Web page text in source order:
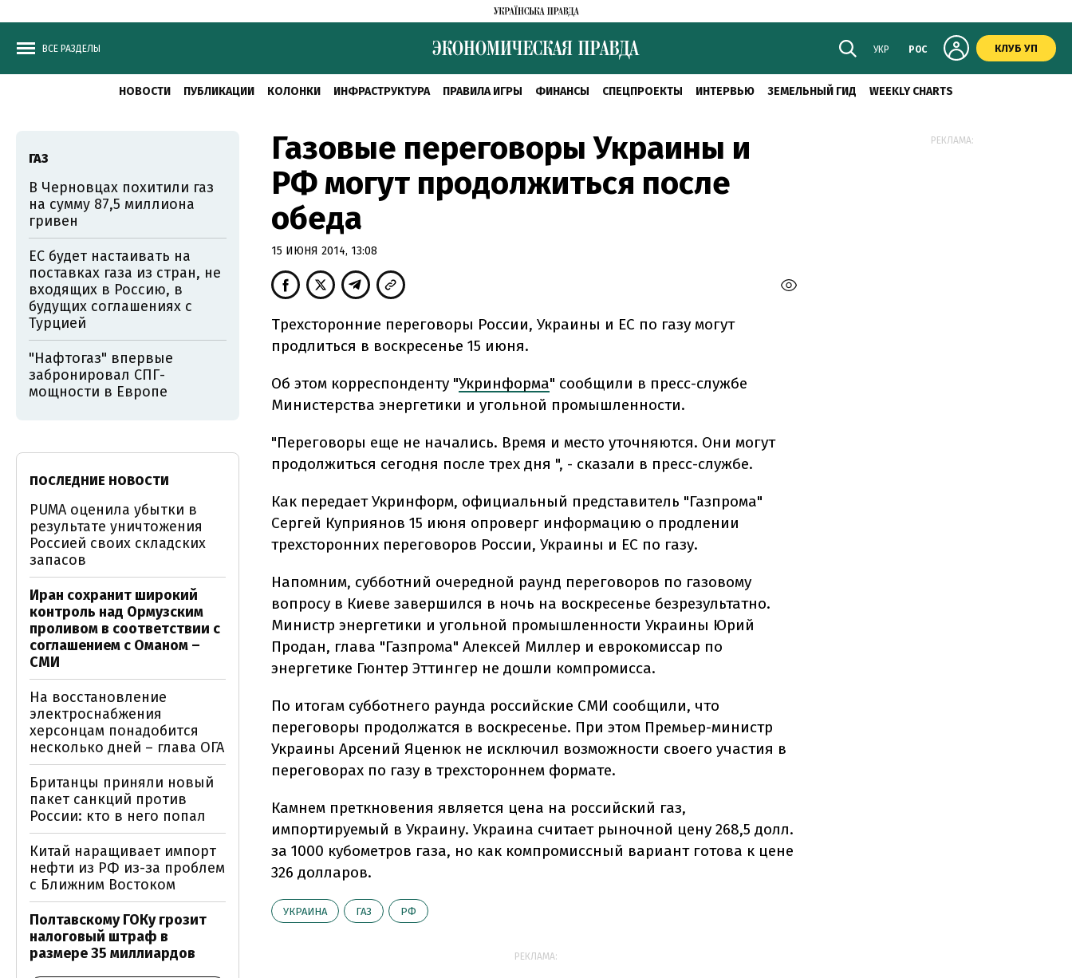
ВСЕ РАЗДЕЛЫ УКР РОС КЛУБ УП
НОВОСТИ ПУБЛИКАЦИИ КОЛОНКИ ИНФРАСТРУКТУРА ПРАВИЛА ИГРЫ ФИНАНСЫ СПЕЦПРОЕКТЫ ИНТЕРВЬЮ ЗЕМЕЛЬНЫЙ ГИД WEEKLY CHARTS
Газовые переговоры Украины и
РФ могут продолжиться после
обеда
15 ИЮНЯ 2014, 13:08
Трехсторонние переговоры России, Украины и ЕС по газу могут
продлиться в воскресенье 15 июня.
Об этом корреспонденту "Укринформа" сообщили в пресс-службе
Министерства энергетики и угольной промышленности.
"Переговоры еще не начались. Время и место уточняются. Они могут
продолжиться сегодня после трех дня ", - сказали в пресс-службе.
Как передает Укринформ, официальный представитель "Газпрома"
Сергей Куприянов 15 июня опроверг информацию о продлении
трехсторонних переговоров России, Украины и ЕС по газу.
Напомним, субботний очередной раунд переговоров по газовому
вопросу в Киеве завершился в ночь на воскресенье безрезультатно.
Министр энергетики и угольной промышленности Украины Юрий
Продан, глава "Газпрома" Алексей Миллер и еврокомиссар по
энергетике Гюнтер Эттингер не дошли компромисса.
По итогам субботнего раунда российские СМИ сообщили, что
переговоры продолжатся в воскресенье. При этом Премьер-министр
Украины Арсений Яценюк не исключил возможности своего участия в
переговорах по газу в трехстороннем формате.
Камнем преткновения является цена на российский газ,
импортируемый в Украину. Украина считает рыночной цену 268,5 долл.
за 1000 кубометров газа, но как компромиссный вариант готова к цене
326 долларов.
УКРАИНА ГАЗ РФ
РЕКЛАМА:
ГАЗ
В Черновцах похитили газ
на сумму 87,5 миллиона
гривен
ЕС будет настаивать на
поставках газа из стран, не
входящих в Россию, в
будущих соглашениях с
Турцией
"Нафтогаз" впервые
забронировал СПГ-
мощности в Европе
ПОСЛЕДНИЕ НОВОСТИ
PUMA оценила убытки в
результате уничтожения
Россией своих складских
запасов
Иран сохранит широкий
контроль над Ормузским
проливом в соответствии с
соглашением с Оманом –
СМИ
На восстановление
электроснабжения
херсонцам понадобится
несколько дней – глава ОГА
Британцы приняли новый
пакет санкций против
России: кто в него попал
Китай наращивает импорт
нефти из РФ из-за проблем
с Ближним Востоком
Полтавскому ГОКу грозит
налоговый штраф в
размере 35 миллиардов
РЕКЛАМА: